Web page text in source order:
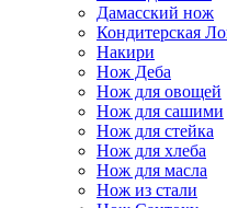
Дамасский нож
Кондитерская
Накири
Нож Деба
Нож для овощей
Нож для сашими
Нож для стейка
Нож для хлеба
Нож для масла
Нож из стали